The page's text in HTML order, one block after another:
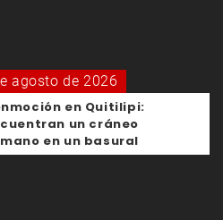
agosto de 2026
en Quitilipi:
un cráneo
en un basural